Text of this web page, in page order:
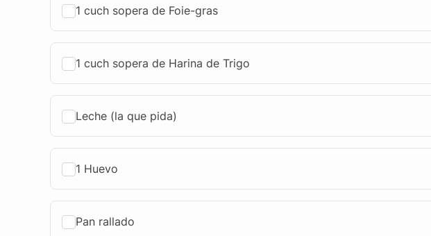
1 cuch sopera de Foie-gras
1 cuch sopera de Harina de Trigo
Leche (la que pida)
1 Huevo
Pan rallado